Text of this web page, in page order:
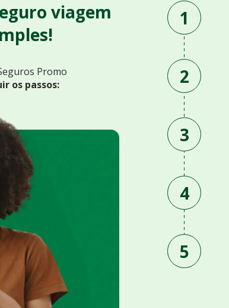
viagem
Promo
os passos:
1
2
3
4
5